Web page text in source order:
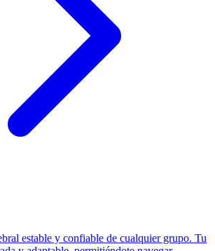
estable y confiable de cualquier grupo. Tu